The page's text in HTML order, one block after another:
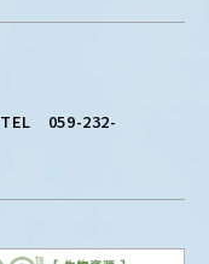
TEL 059-232-